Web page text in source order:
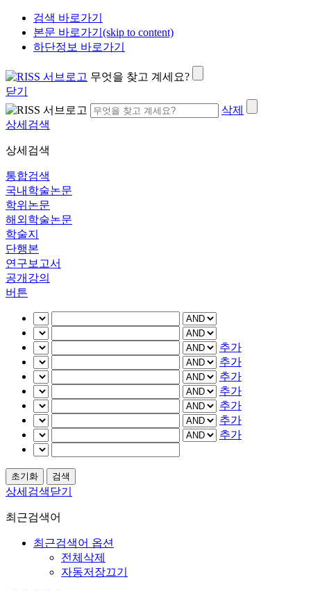
검색 바로가기
본문 바로가기(skip to content)
하단정보 바로가기
무엇을 찾고 계세요?
닫기
삭제
상세검색
상세검색
통합검색
국내학술논문
학위논문
해외학술논문
학술지
단행본
연구보고서
공개강의
버튼
추가
추가
추가
추가
추가
추가
추가
상세검색닫기
최근검색어
최근검색어 옵션
전체삭제
자동저장끄기